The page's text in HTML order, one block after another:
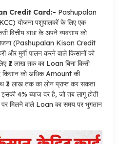
Credit Card:- Pashupalan
योजना पशुपालकों के लिए एक
वित्तीय बाधा के अपने व्यवसाय को
(Pashupalan Kisan Credit
मुर्गी पालन करने वाले किसानों को
₹2 लाख तक का Loan बिना किसी
किसान को अधिक Amount की
लाख तक का लोन प्राप्त कर सकता
4% ब्याज दर है, जो तब लागू होती
मिलने वाले Loan का समय पर भुगतान